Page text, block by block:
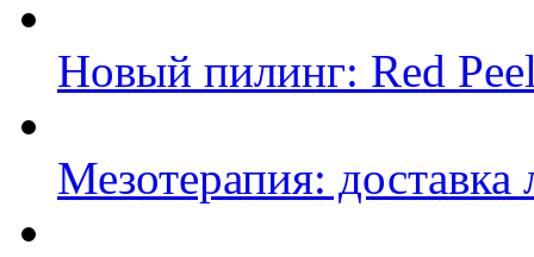
Новый пилинг: Red
Мезотерапия: доставка